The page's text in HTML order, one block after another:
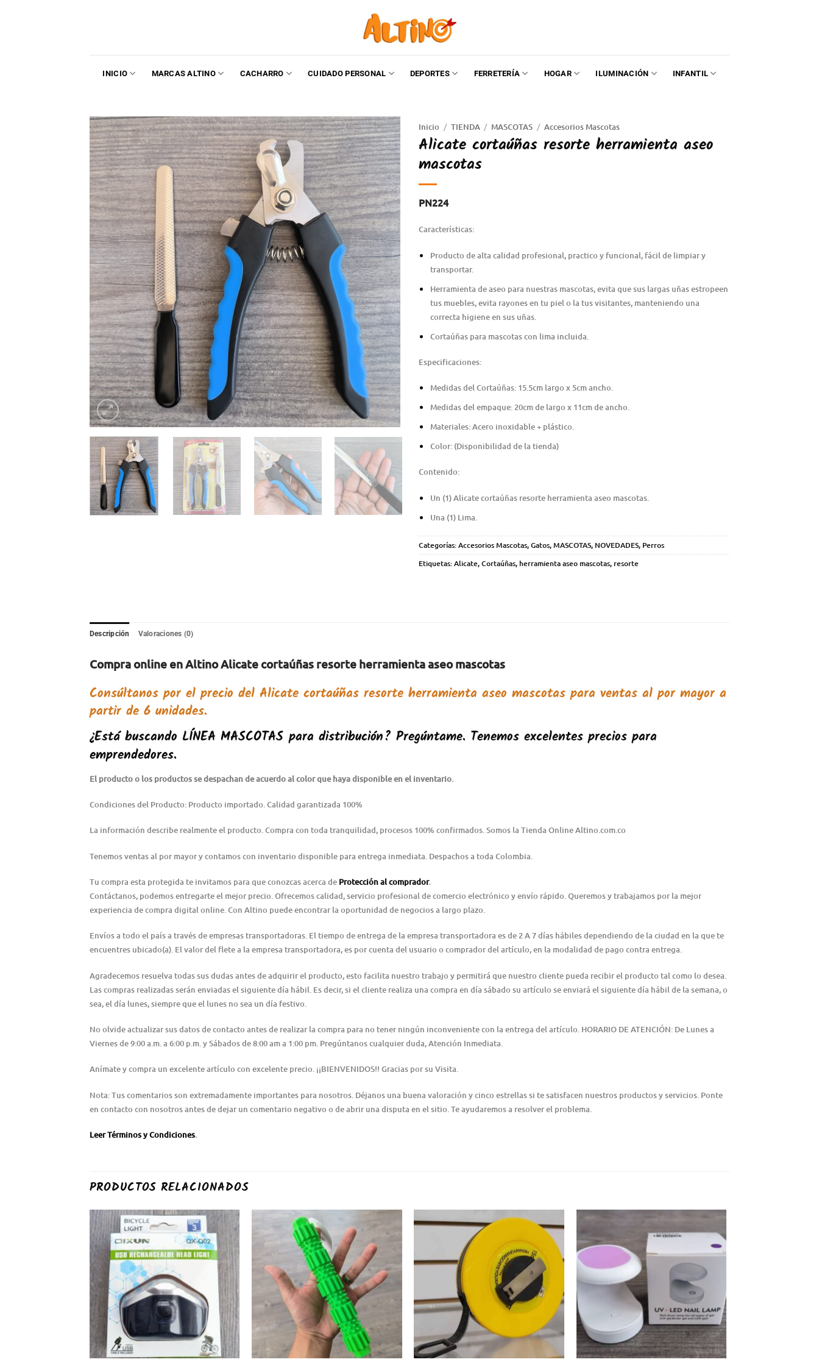
INICIO MARCAS ALTINO CACHARRO CUIDADO PERSONAL DEPORTES FERRETERÍA HOGAR ILUMINACIÓN INFANTIL
Inicio / TIENDA / MASCOTAS / Accesorios Mascotas
Alicate cortaúñas resorte herramienta aseo
mascotas
PN224
Características:
Producto de alta calidad profesional, practico y funcional, fácil de limpiar y
transportar.
Herramienta de aseo para nuestras mascotas, evita que sus largas uñas estropeen
tus muebles, evita rayones en tu piel o la tus visitantes, manteniendo una
correcta higiene en sus uñas.
Cortaúñas para mascotas con lima incluida.
Especificaciones:
Medidas del Cortaúñas: 15.5cm largo x 5cm ancho.
Medidas del empaque: 20cm de largo x 11cm de ancho.
Materiales: Acero inoxidable + plástico.
Color: (Disponibilidad de la tienda)
Contenido:
Un (1) Alicate cortaúñas resorte herramienta aseo mascotas.
Una (1) Lima.
Categorías:Accesorios Mascotas,Gatos,MASCOTAS, NOVEDADES, Perros
Etiquetas:Alicate,Cortaúñas, herramienta aseo mascotas, resorte
Descripción Valoraciones (0)
Compra online en Altino Alicate cortaúñas resorte herramienta aseo mascotas
Consúltanos por el precio del Alicate cortaúñas resorte herramienta aseo mascotas para ventas al por mayor a
partir de 6 unidades.
¿Está buscando LÍNEA MASCOTAS para distribución? Pregúntame. Tenemos excelentes precios para
emprendedores.
El producto o los productos se despachan de acuerdo al color que haya disponible en el inventario.
Condiciones del Producto: Producto importado. Calidad garantizada 100%
La información describe realmente el producto. Compra con toda tranquilidad, procesos 100% confirmados. Somos la Tienda Online Altino.com.co
Tenemos ventas al por mayor y contamos con inventario disponible para entrega inmediata. Despachos a toda Colombia.
Tu compra esta protegida te invitamos para que conozcas acerca de Protección al comprador.
Contáctanos, podemos entregarte el mejor precio. Ofrecemos calidad, servicio profesional de comercio electrónico y envío rápido. Queremos y trabajamos por la mejor
experiencia de compra digital online. Con Altino puede encontrar la oportunidad de negocios a largo plazo.
Envíos a todo el país a través de empresas transportadoras. El tiempo de entrega de la empresa transportadora es de 2 A 7 días hábiles dependiendo de la ciudad en la que te
encuentres ubicado(a). El valor del flete a la empresa transportadora, es por cuenta del usuario o comprador del artículo, en la modalidad de pago contra entrega.
Agradecemos resuelva todas sus dudas antes de adquirir el producto, esto facilita nuestro trabajo y permitirá que nuestro cliente pueda recibir el producto tal como lo desea.
Las compras realizadas serán enviadas el siguiente día hábil. Es decir, si el cliente realiza una compra en día sábado su artículo se enviará el siguiente día hábil de la semana, o
sea, el día lunes, siempre que el lunes no sea un día festivo.
No olvide actualizar sus datos de contacto antes de realizar la compra para no tener ningún inconveniente con la entrega del artículo. HORARIO DE ATENCIÓN: De Lunes a
Viernes de 9:00 a.m. a 6:00 p.m. y Sábados de 8:00 am a 1:00 pm. Pregúntanos cualquier duda, Atención Inmediata.
Anímate y compra un excelente artículo con excelente precio. ¡¡BIENVENIDOS!! Gracias por su Visita.
Nota: Tus comentarios son extremadamente importantes para nosotros. Déjanos una buena valoración y cinco estrellas si te satisfacen nuestros productos y servicios. Ponte
en contacto con nosotros antes de dejar un comentario negativo o de abrir una disputa en el sitio. Te ayudaremos a resolver el problema.
Leer Términos y Condiciones.
PRODUCTOS RELACIONADOS